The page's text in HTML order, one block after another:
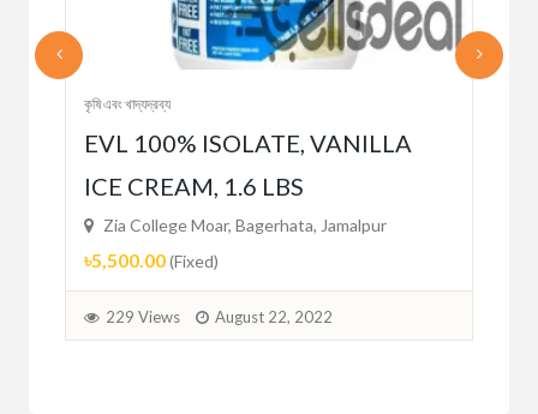
কৃষি এবং খাদ্যদ্রব্য
EVL 100% ISOLATE, VANILLA
ICE CREAM, 1.6 LBS
Zia College Moar, Bagerhata, Jamalpur
৳5,500.00(Fixed)
229 Views August 22, 2022